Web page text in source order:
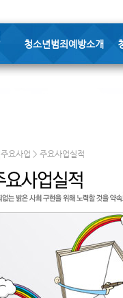
청소년범죄예방소개
주요사업 > 주요사업실적